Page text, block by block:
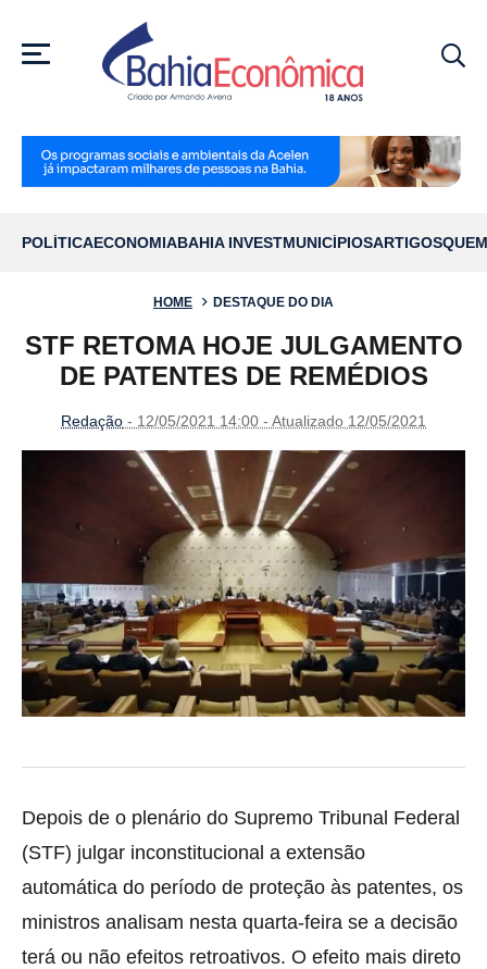
MENU
POLÍTICAECONOMIABAHIA INVESTMUNICÍPIOSARTIGOS
HOME DESTAQUE DO DIA
STF RETOMA HOJE JULGAMENTO
DE PATENTES DE REMÉDIOS
Redação - 12/05/2021 14:00 - Atualizado 12/05/2021
Depois de o plenário do Supremo Tribunal Federal
(STF) julgar inconstitucional a extensão
automática do período de proteção às patentes, os
ministros analisam nesta quarta-feira se a decisão
terá ou não efeitos retroativos. O efeito mais direto